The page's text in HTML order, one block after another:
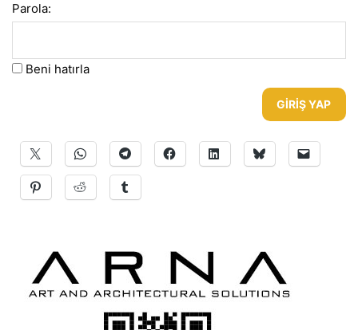
Parola:
Beni hatırla
GIRIŞ YAP